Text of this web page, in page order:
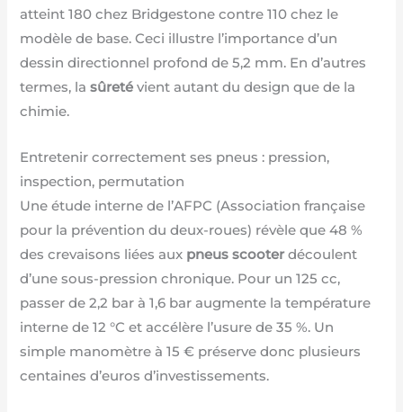
atteint 180 chez Bridgestone contre 110 chez le
modèle de base. Ceci illustre l’importance d’un
dessin directionnel profond de 5,2 mm. En d’autres
termes, lasûreté vient autant du design que de la
chimie.
Entretenir correctement ses pneus : pression,
inspection, permutation
Une étude interne de l’AFPC (Association française
pour la prévention du deux-roues) révèle que 48 %
des crevaisons liées aux pneus scooterdécoulent
d’une sous-pression chronique. Pour un 125 cc,
passer de 2,2 bar à 1,6 bar augmente la température
interne de 12 °C et accélère l’usure de 35 %. Un
simple manomètre à 15 € préserve donc plusieurs
centaines d’euros d’investissements.